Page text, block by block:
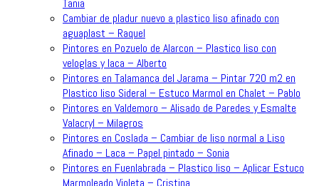
Tania
Cambiar de pladur nuevo a plastico liso afinado con
aguaplast – Raquel
Pintores en Pozuelo de Alarcon – Plastico liso con
veloglas y laca – Alberto
Pintores en Talamanca del Jarama – Pintar 720 m2 en
Plastico liso Sideral – Estuco Marmol en Chalet – Pablo
Pintores en Valdemoro – Alisado de Paredes y Esmalte
Valacryl – Milagros
Pintores en Coslada – Cambiar de liso normal a Liso
Afinado – Laca – Papel pintado – Sonia
Pintores en Fuenlabrada – Plastico liso – Aplicar Estuco
Marmoleado Violeta – Cristina